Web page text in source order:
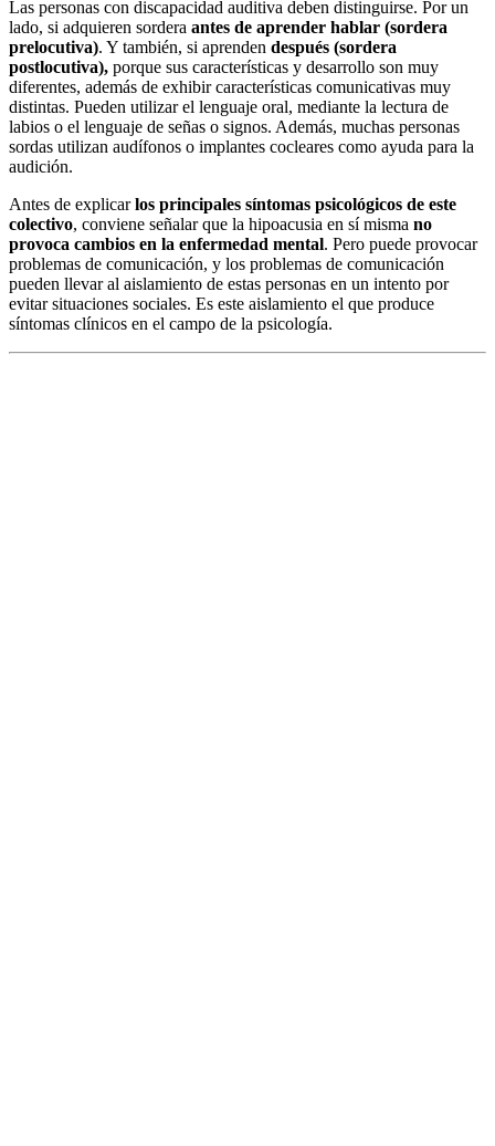
Las personas con discapacidad auditiva deben distinguirse. Por un
lado, si adquieren sordera antes de aprender hablar (sordera
prelocutiva). Y también, si aprenden después (sordera
postlocutiva), porque sus características y desarrollo son muy
diferentes, además de exhibir características comunicativas muy
distintas. Pueden utilizar el lenguaje oral, mediante la lectura de
labios o el lenguaje de señas o signos. Además, muchas personas
sordas utilizan audífonos o implantes cocleares como ayuda para la
audición.
Antes de explicarlos principales síntomas psicológicos de este
colectivo, conviene señalar que la hipoacusia en sí misma no
provoca cambios en la enfermedad mental. Pero puede provocar
problemas de comunicación, y los problemas de comunicación
pueden llevar al aislamiento de estas personas en un intento por
evitar situaciones sociales. Es este aislamiento el que produce
síntomas clínicos en el campo de la psicología.